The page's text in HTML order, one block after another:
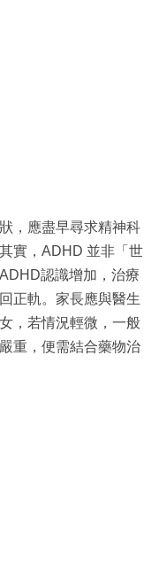
，應盡早尋求精神科
實，ADHD 並非「世
認識增加，治療
正軌。家長應與醫生
，若情況輕微，一般
重，便需結合藥物治